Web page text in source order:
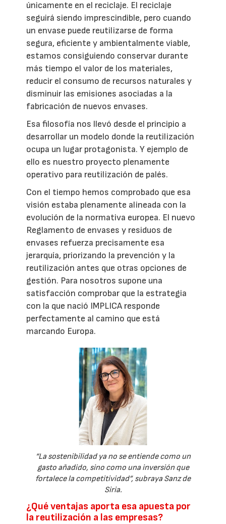
únicamente en el reciclaje. El reciclaje
seguirá siendo imprescindible, pero cuando
un envase puede reutilizarse de forma
segura, eficiente y ambientalmente viable,
estamos consiguiendo conservar durante
más tiempo el valor de los materiales,
reducir el consumo de recursos naturales y
disminuir las emisiones asociadas a la
fabricación de nuevos envases.
Esa filosofía nos llevó desde el principio a
desarrollar un modelo donde la reutilización
ocupa un lugar protagonista. Y ejemplo de
ello es nuestro proyecto plenamente
operativo para reutilización de palés.
Con el tiempo hemos comprobado que esa
visión estaba plenamente alineada con la
evolución de la normativa europea. El nuevo
Reglamento de envases y residuos de
envases refuerza precisamente esa
jerarquía, priorizando la prevención y la
reutilización antes que otras opciones de
gestión. Para nosotros supone una
satisfacción comprobar que la estrategia
con la que nació IMPLICA responde
perfectamente al camino que está
marcando Europa.
“La sostenibilidad ya no se entiende como un
gasto añadido, sino como una inversión que
fortalece la competitividad”, subraya Sanz de
Siria.
¿Qué ventajas aporta esa apuesta por
la reutilización a las empresas?